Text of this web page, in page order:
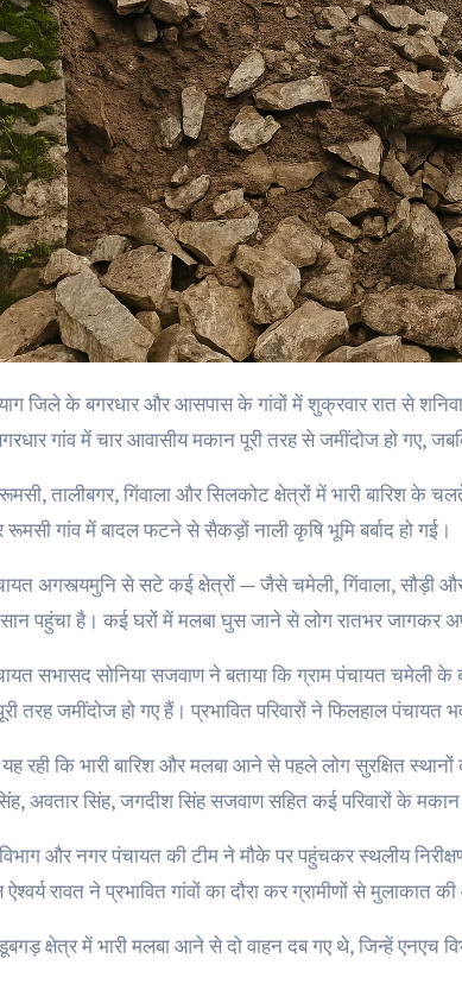
गांव में चार आवासीय मकान पूरी तरह से जमींदोज हो गए,
तालीबगर, गिंवाला और सिलकोट क्षेत्रों में भारी बारिश के
गांव में बादल फटने से सैकड़ों नाली कृषि भूमि बर्बाद हो गई।
अगस्त्यमुनि से सटे कई क्षेत्रों — जैसे चमेली, गिंवाला, सौड़ी
पहुंचा है। कई घरों में मलबा घुस जाने से लोग रातभर जागकर
सभासद सोनिया सजवाण ने बताया कि ग्राम पंचायत चमेली
तरह जमींदोज हो गए हैं। प्रभावित परिवारों ने फिलहाल पंचायत
रही कि भारी बारिश और मलबा आने से पहले लोग सुरक्षित
अवतार सिंह, जगदीश सिंह सजवाण सहित कई परिवारों के
और नगर पंचायत की टीम ने मौके पर पहुंचकर स्थलीय
ऐश्वर्य रावत ने प्रभावित गांवों का दौरा कर ग्रामीणों से
क्षेत्र में भारी मलबा आने से दो वाहन दब गए थे, जिन्हें एनएच